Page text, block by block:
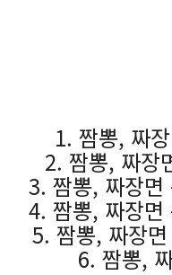
1. 짬뽕, 짜
2. 짬뽕, 짜장
3. 짬뽕, 짜장면
4. 짬뽕, 짜장면
5. 짬뽕, 짜장
6. 짬뽕,